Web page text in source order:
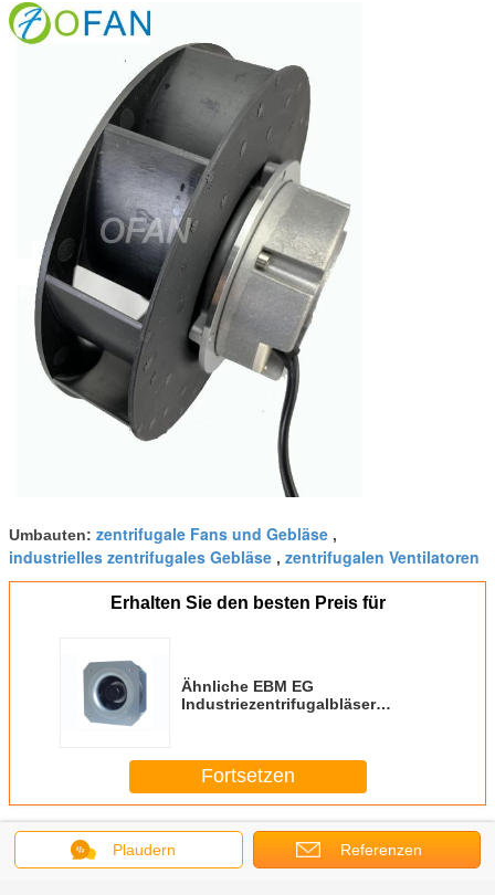
Umbauten: zentrifugale Fans und Gebläse ,
industrielles zentrifugales Gebläse , zentrifugalen Ventilatoren
Erhalten Sie den besten Preis für
Ähnliche EBM EG
Industriezentrifugalbläser
Fortsetzen
MehrEC-Trommel- der Zentrifugefans
Plaudern Referenzen